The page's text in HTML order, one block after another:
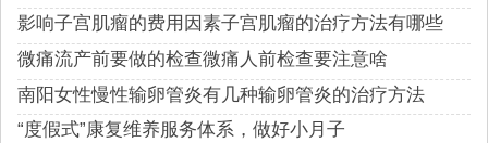
影响子宫肌瘤的费用因素子宫肌瘤的治疗方法有哪些
微痛流产前要做的检查微痛人前检查要注意啥
南阳女性慢性输卵管炎有几种输卵管炎的治疗方法
“度假式”康复维养服务体系，做好小月子